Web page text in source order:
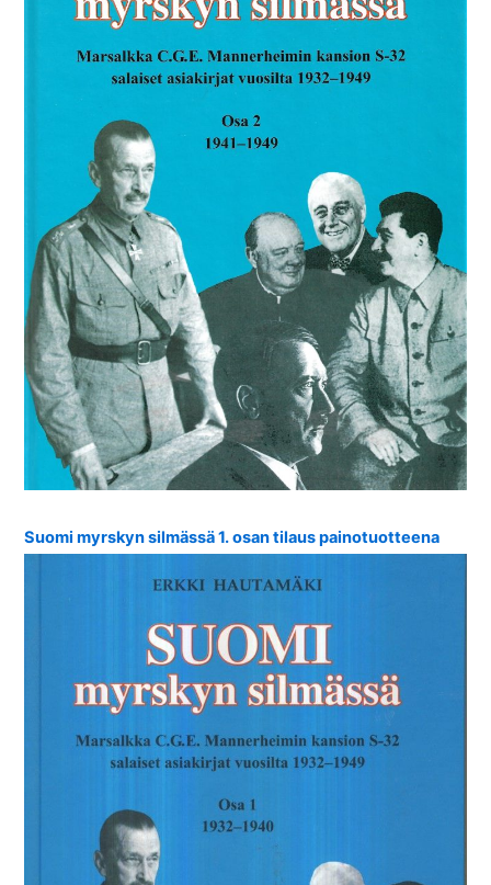
Suomi myrskyn silmässä 1. osan tilaus painotuotteena